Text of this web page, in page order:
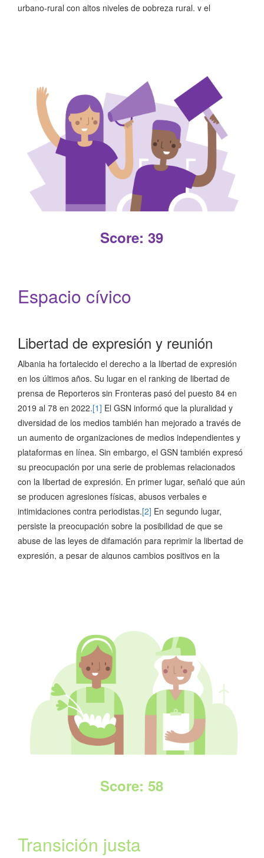
urbano-rural con altos niveles de pobreza rural, y el
Score: 39
Espacio cívico
Libertad de expresión y reunión
Albania ha fortalecido el derecho a la libertad de expresión
en los últimos años. Su lugar en el ranking de libertad de
prensa de Reporteros sin Fronteras pasó del puesto 84 en
2019 al 78 en 2022.[1] El GSN informó que la pluralidad y
diversidad de los medios también han mejorado a través de
un aumento de organizaciones de medios independientes y
plataformas en línea. Sin embargo, el GSN también expresó
su preocupación por una serie de problemas relacionados
con la libertad de expresión. En primer lugar, señaló que aún
se producen agresiones físicas, abusos verbales e
intimidaciones contra periodistas.[2] En segundo lugar,
persiste la preocupación sobre la posibilidad de que se
abuse de las leyes de difamación para reprimir la libertad de
expresión, a pesar de algunos cambios positivos en la
Score: 58
Transición justa